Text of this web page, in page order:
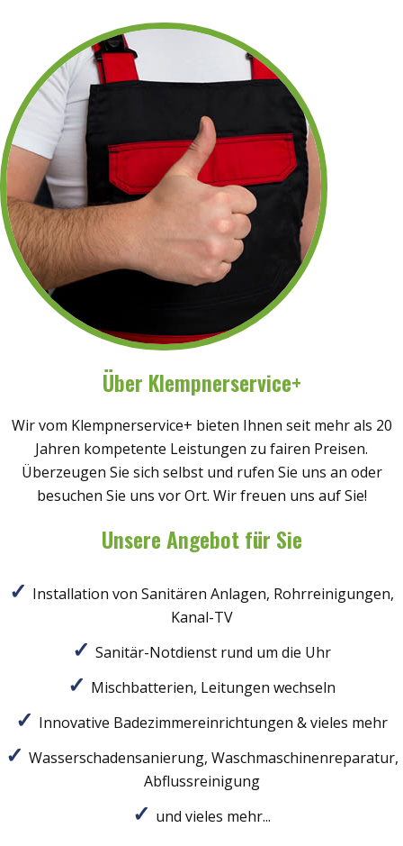
Über Klempnerservice+
Wir vom Klempnerservice+ bieten Ihnen seit mehr als 20
Jahren kompetente Leistungen zu fairen Preisen.
Überzeugen Sie sich selbst und rufen Sie uns an oder
besuchen Sie uns vor Ort. Wir freuen uns auf Sie!
Unsere Angebot für Sie
Installation von Sanitären Anlagen, Rohrreinigungen,
Kanal-TV
Sanitär-Notdienst rund um die Uhr
Mischbatterien, Leitungen wechseln
Innovative Badezimmereinrichtungen & vieles mehr
Wasserschadensanierung, Waschmaschinenreparatur,
Abflussreinigung
und vieles mehr...